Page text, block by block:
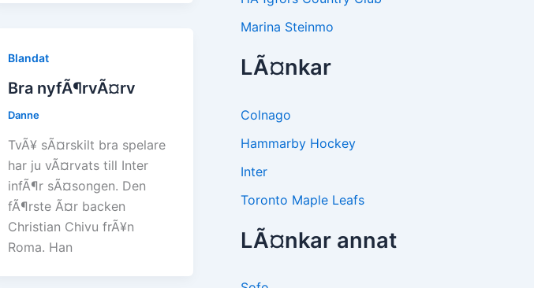
Blandat
Bra nyfÃ¶rvÃ¤rv
Danne
TvÃ¥ sÃ¤rskilt bra spelare
har ju vÃ¤rvats till Inter
infÃ¶r sÃ¤songen. Den
fÃ¶rste Ã¤r backen
Christian Chivu frÃ¥n
Roma. Han
Marina Steinmo
LÃ¤nkar
Colnago
Hammarby Hockey
Inter
Toronto Maple Leafs
LÃ¤nkar annat